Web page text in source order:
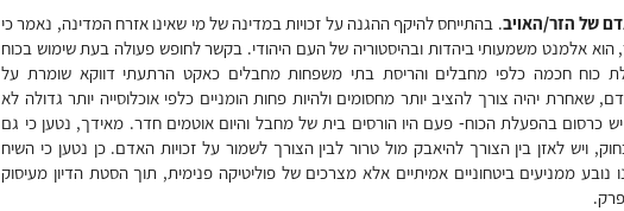
של הזר/האויב. בהתייחס להיקף ההגנה על זכויות במדינה של מי שאינו אזרח המדינה, נאמר כי
הוא אלמנט משמעותי ביהדות ובהיסטוריה של העם היהודי. בקשר לחופש פעולה בעת שימוש בכוח
כוח חכמה כלפי מחבלים והריסת בתי משפחות מחבלים כאקט הרתעתי דווקא שומרת על
שאחרת יהיה צורך להציב יותר מחסומים ולהיות פחות הומניים כלפי אוכלוסייה יותר גדולה לא
כרסום בהפעלת הכוח- פעם היו הורסים בית של מחבל והיום אוטמים חדר. מאידך, נטען כי גם
ויש לאזן בין הצורך להיאבק מול טרור לבין הצורך לשמור על זכויות האדם. כן נטען כי השיח
נובע ממניעים ביטחוניים אמיתיים אלא מצרכים של פוליטיקה פנימית, תוך הסטת הדיון מעיסוק